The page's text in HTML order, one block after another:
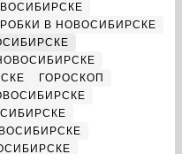
В НОВОСИБИРСКЕ
ГОРОСКОП